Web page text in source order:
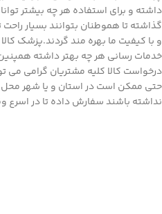
داشته و برای استفاده هر چه بیشتر
گذاشته تا هموطنان بتوانند بسیار
خدمات رسانی هر چه بهتر داشته همپنین
درخواست کالا کلیه مشتریان گرامی می
حتی ممکن است در استان و یا شهر محل
نداشته باشند سفارش داده تا در اسرع